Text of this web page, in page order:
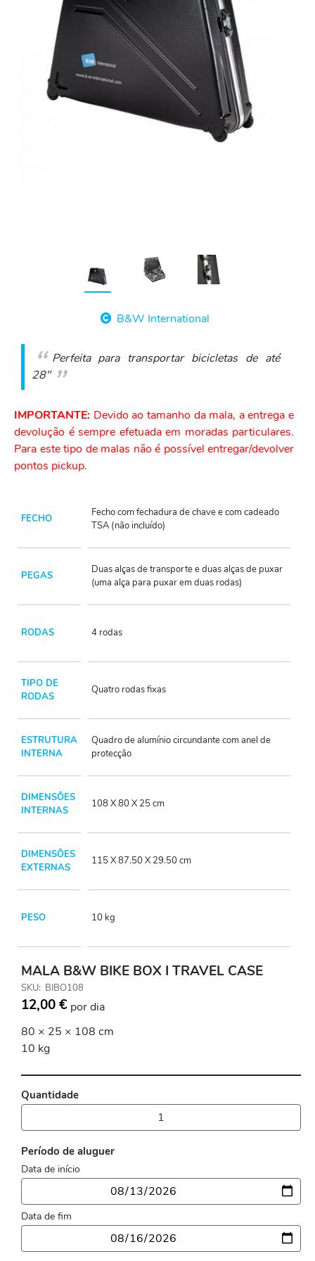
B&W International
Perfeita para transportar bicicletas de até
28"
IMPORTANTE: Devido ao tamanho da mala, a entrega e
devolução é sempre efetuada em moradas particulares.
Para este tipo de malas não é possível entregar/devolver
pontos pickup.
FECHO
PEGAS
RODAS
TIPO DE
RODAS
ESTRUTURA
INTERNA
DIMENSÕES
INTERNAS
DIMENSÕES
EXTERNAS
PESO
Fecho com fechadura de chave e com cadeado
TSA (não incluído)
Duas alças de transporte e duas alças de puxar
(uma alça para puxar em duas rodas)
4 rodas
Quatro rodas fixas
Quadro de alumínio circundante com anel de
protecção
108 X 80 X 25 cm
115 X 87.50 X 29.50 cm
10 kg
MALA B&W BIKE BOX I TRAVEL CASE
SKU BIBO108
12,00 € por dia
80 × 25 × 108 cm
10 kg
Quantidade
Período de aluguer
Data de início
Data
Data de fim
Data